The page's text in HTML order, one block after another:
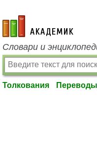
academic.ru
Словари и
Толкования Переводы